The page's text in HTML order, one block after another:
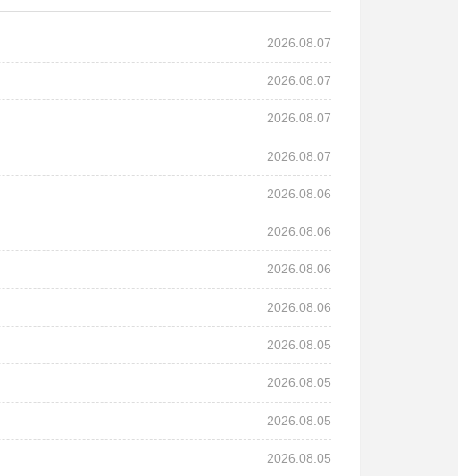
2026.08.07
2026.08.07
2026.08.07
2026.08.07
2026.08.06
2026.08.06
2026.08.06
2026.08.06
2026.08.05
2026.08.05
2026.08.05
2026.08.05